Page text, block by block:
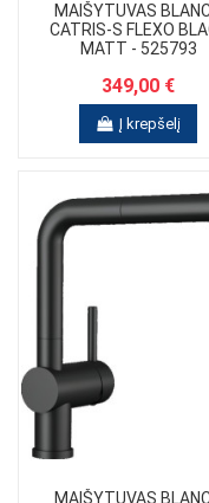
MAIŠYTUVAS
CATRIS-S FLEXO
MATT - 525793
349,00 €
Į krepšelį
MAIŠYTUVAS